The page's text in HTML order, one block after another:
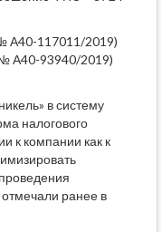
А40-117011/2019)
А40-93940/2019)
в систему
налогового
к компании как к
ранее в